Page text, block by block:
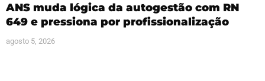
ANS muda lógica da autogestão com RN
649 e pressiona por profissionalização
agosto 5, 2026